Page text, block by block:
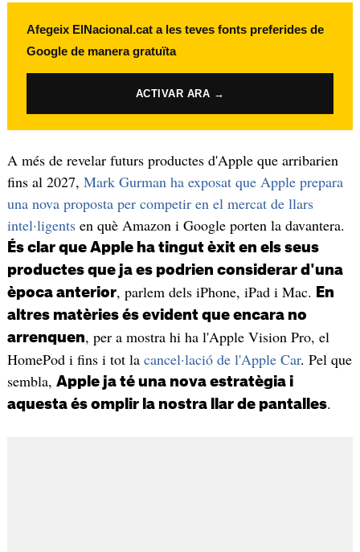
Afegeix ElNacional.cat a les teves fonts preferides de
Google de manera gratuïta
ACTIVAR ARA →
A més de revelar futurs productes d'Apple que arribarien
fins al 2027, Mark Gurman ha exposat que Apple prepara
una nova proposta per competir en el mercat de llars
intel·ligentsen què Amazon i Google porten la davantera.
És clar que Apple ha tingut èxit en els seus
productes que ja es podrien considerar d'una
època anterior, parlem dels iPhone, iPad i Mac.
En
altres matèries és evident que encara no
arrenquen, per a mostra hi ha l'Apple Vision Pro, el
HomePod i fins i tot la cancel·lació de l'Apple Car. Pel que
sembla, Apple ja té una nova estratègia i
aquesta és omplir la nostra llar de pantalles.